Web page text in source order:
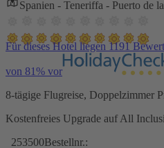
Spanien - Teneriffa - Puerto de
Für dieses Hotel liegen 1191
von 81% vor
8-tägige Flugreise, Doppelzimmer
Kostenfreies Upgrade auf All
253500Bestellnr.: